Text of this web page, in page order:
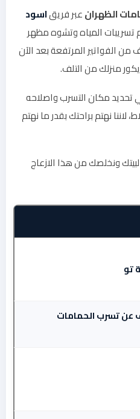
الظهرانعبر فريقاسود
المياه وتشوه مظهر
من الفواتير المرتفعة بعد الآن
منزلك من التلف.
تحديد مكان التسرب واصلاحه
نهتم براحتك بقدر ما نهتم
لبيتك ونخلصك من هذا الازعاج
تو
تسرب الحمامات